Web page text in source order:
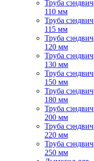
Труба сэндвич
110 мм
Труба сэндвич
115 мм
Труба сэндвич
120 мм
Труба сэндвич
130 мм
Труба сэндвич
150 мм
Труба сэндвич
180 мм
Труба сэндвич
200 мм
Труба сэндвич
220 мм
Труба сэндвич
250 мм